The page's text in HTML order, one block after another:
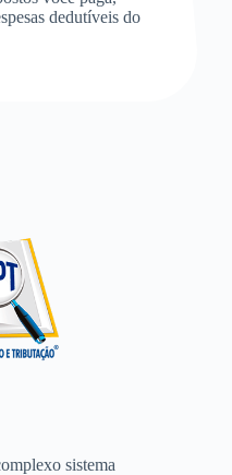
dedutíveis do
sistema